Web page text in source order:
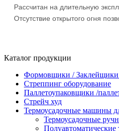
Рассчитан на длительную
Отсутствие открытого огня
Каталог продукции
Формовщики / Заклейщики
Стреппинг оборудование
Паллетоупаковщики /
Стрейч худ
Термоусадочные машины
Термоусадочные